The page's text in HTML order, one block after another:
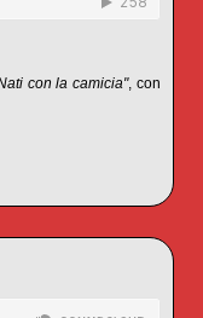
con la camicia", con